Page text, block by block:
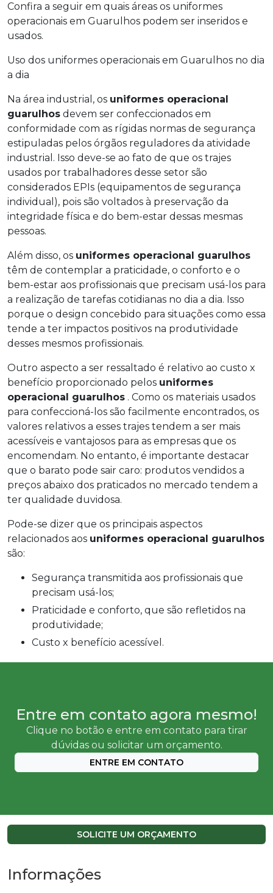
Confira a seguir em quais áreas os uniformes
operacionais em Guarulhos podem ser inseridos e
usados.
Uso dos uniformes operacionais em Guarulhos no dia
a dia
Na área industrial, os uniformes operacional
guarulhos devem ser confeccionados em
conformidade com as rígidas normas de segurança
estipuladas pelos órgãos reguladores da atividade
industrial. Isso deve-se ao fato de que os trajes
usados por trabalhadores desse setor são
considerados EPIs (equipamentos de segurança
individual), pois são voltados à preservação da
integridade física e do bem-estar dessas mesmas
pessoas.
Além disso, os uniformes operacional guarulhos
têm de contemplar a praticidade, o conforto e o
bem-estar aos profissionais que precisam usá-los para
a realização de tarefas cotidianas no dia a dia. Isso
porque o design concebido para situações como essa
tende a ter impactos positivos na produtividade
desses mesmos profissionais.
Outro aspecto a ser ressaltado é relativo ao custo x
benefício proporcionado pelos uniformes
operacional guarulhos . Como os materiais usados
para confeccioná-los são facilmente encontrados, os
valores relativos a esses trajes tendem a ser mais
acessíveis e vantajosos para as empresas que os
encomendam. No entanto, é importante destacar
que o barato pode sair caro: produtos vendidos a
preços abaixo dos praticados no mercado tendem a
ter qualidade duvidosa.
Pode-se dizer que os principais aspectos
relacionados aos uniformes operacional guarulhos
são:
Segurança transmitida aos profissionais que
precisam usá-los;
Praticidade e conforto, que são refletidos na
produtividade;
Custo x benefício acessível.
Entre em contato agora mesmo!
Clique no botão e entre em contato para tirar
dúvidas ou solicitar um orçamento.
ENTRE EM CONTATO
SOLICITE UM ORÇAMENTO
Informações